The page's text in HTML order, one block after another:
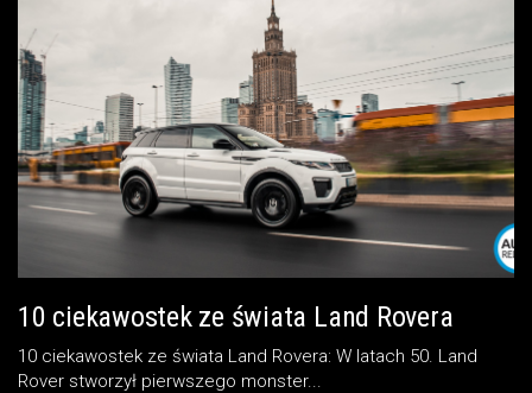
10 ciekawostek ze świata Land Rovera
10 ciekawostek ze świata Land Rovera: W latach 50. Land
Rover stworzył pierwszego monster...